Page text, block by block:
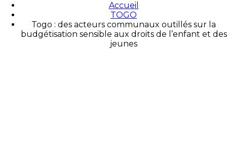
Accueil
TOGO
Togo : des acteurs communaux outillés sur la
budgétisation sensible aux droits de l’enfant et des
jeunes